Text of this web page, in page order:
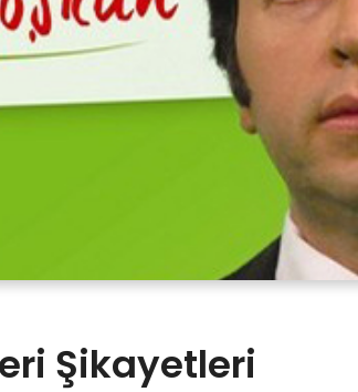
Şikayetleri